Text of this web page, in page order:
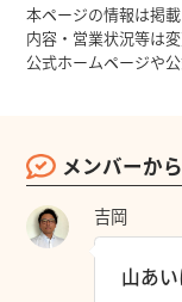
本ページの情報は掲
内容・営業状況等は
公式ホームページや
メンバーか
吉岡
山あ